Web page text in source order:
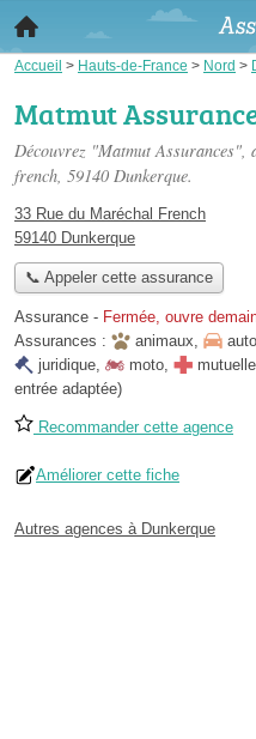
Accueil > Hauts-de-France > Nord >
Matmut
Découvrez "Matmut Assurances",
french, 59140 Dunkerque.
33 Rue du Maréchal French
59140 Dunkerque
📞 Appeler cette assurance
Assurance - Fermée, ouvre
Assurances :
animaux, auto
juridique, moto, mutuelle
entrée adaptée)
Recommander cette agence
Améliorer cette fiche
Autres agences à Dunkerque